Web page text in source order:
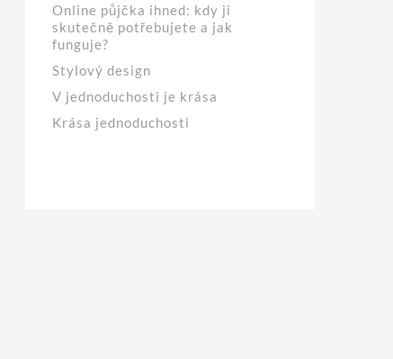
Online půjčka ihned: kdy ji
skutečně potřebujete a jak
funguje?
Stylový design
V jednoduchosti je krása
Krása jednoduchosti